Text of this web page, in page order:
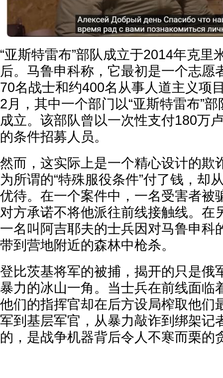
“亚斯特雷布”部队成立于2014年克里
后。马鲁申科称，它最初是一个志愿
70名战士和约400名从事人道主义项
2月，其中一个部门以“亚斯特雷布”
成立。该部队曾以一次性支付180万
的条件招募人员。
然而，这实际上是一个精心设计的欺
为所谓的“特殊服役条件”付了钱，却
优待。在一个案件中，一名受害者被
对方承诺不将他派往前线接触线。在
一名叫阿吉耶夫的士兵因对马鲁申科
带到营地附近的森林中枪杀。
登比茨基将军的被捕，揭开的只是俄
暴力的冰山一角。当士兵在前线面临
他们的指挥官却在后方设局榨取他们
军到基层军官，从暴力敲诈到绑架
的，是战争机器背后令人不寒而栗的